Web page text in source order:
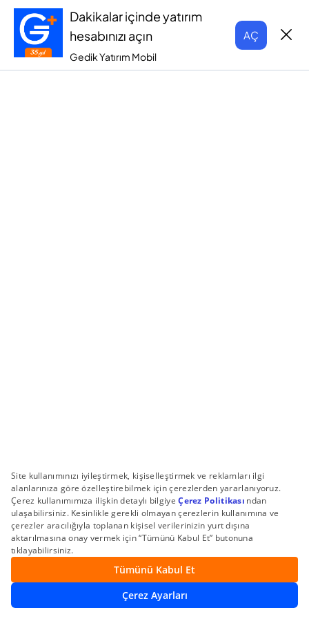
Dakikalar içinde yatırım
hesabınızı açın
Gedik Yatırım Mobil
AÇ